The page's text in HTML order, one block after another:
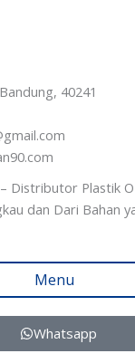
40241
Distributor Plastik
dan Dari Bahan
Menu
Whatsapp